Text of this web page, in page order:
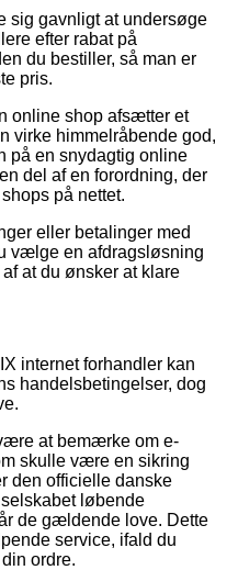
sig gavnligt at undersøge
efter rabat på
du bestiller, så man er
pris.
online shop afsætter et
virke himmelråbende god,
på en snydagtig online
del af en forordning, der
på nettet.
eller betalinger med
vælge en afdragsløsning
at du ønsker at klare
internet forhandler kan
handelsbetingelser, dog
at bemærke om e-
skulle være en sikring
den officielle danske
løbende
de gældende love. Dette
service, ifald du
ordre.